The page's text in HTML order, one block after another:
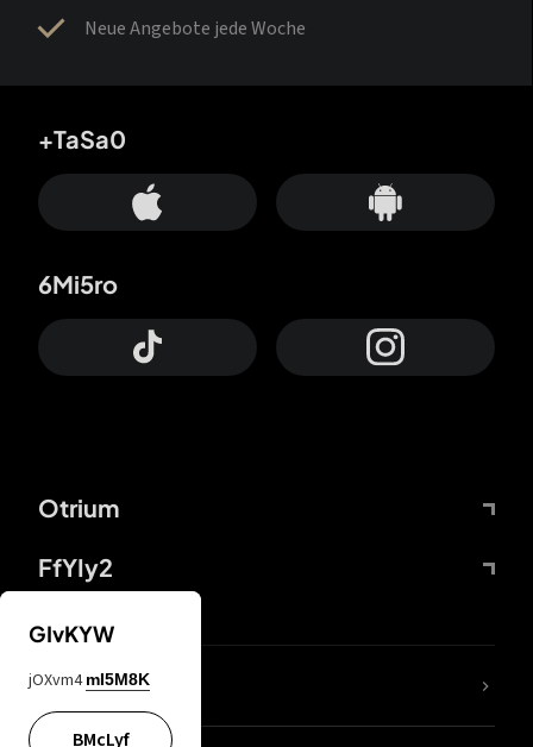
Neue Angebote jede Woche
Otrium
FfYIy2
+TaSa0
6Mi5ro
DDcvSo
GIvKYW
jOXvm4 mI5M8K
BMcLyf